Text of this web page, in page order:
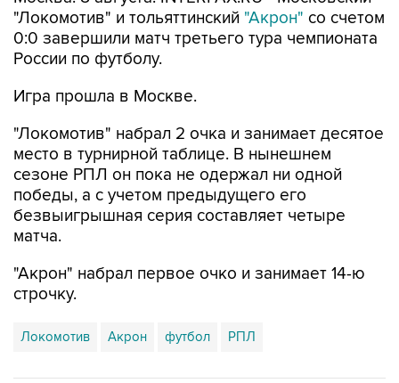
"Локомотив" и тольяттинский "Акрон" со счетом
0:0 завершили матч третьего тура чемпионата
России по футболу.
Игра прошла в Москве.
"Локомотив" набрал 2 очка и занимает десятое
место в турнирной таблице. В нынешнем
сезоне РПЛ он пока не одержал ни одной
победы, а с учетом предыдущего его
безвыигрышная серия составляет четыре
матча.
"Акрон" набрал первое очко и занимает 14-ю
строчку.
Локомотив Акрон футбол РПЛ